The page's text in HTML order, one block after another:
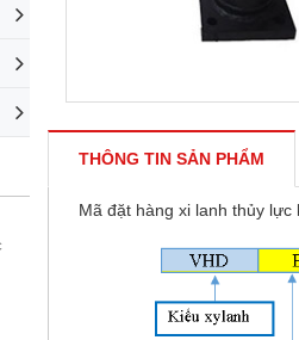
THÔNG TIN SẢN PHẨM
Mã đặt hàng xi lanh thủy